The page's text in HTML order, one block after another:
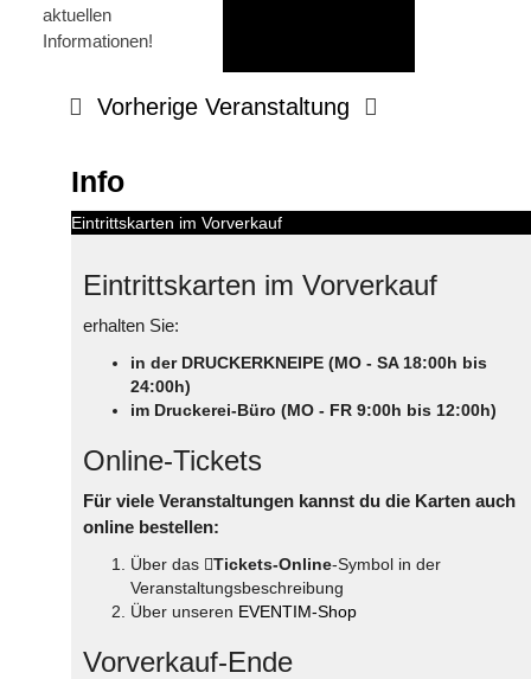
aktuellen
Informationen!
Vorherige Veranstaltung
Info
Eintrittskarten im Vorverkauf
Eintrittskarten im Vorverkauf
erhalten Sie:
in der DRUCKERKNEIPE (MO - SA 18:00h bis
24:00h)
im Druckerei-Büro (MO - FR 9:00h bis 12:00h)
Online-Tickets
Für viele Veranstaltungen kannst du die Karten auch
online bestellen:
Über das Tickets-Online-Symbol in der
Veranstaltungsbeschreibung
Über unseren EVENTIM-Shop
Vorverkauf-Ende